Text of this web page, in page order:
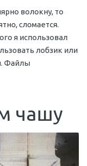
волокну, то
сломается.
я использовал
лобзик или
Файлы
чашу